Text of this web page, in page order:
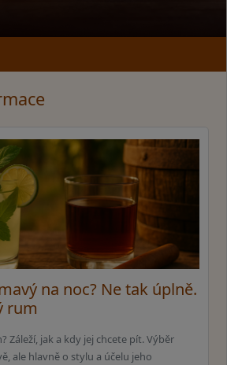
na noc? Ne tak úplně.
rum
Záleží, jak a kdy jej chcete pít. Výběr
ale hlavně o stylu a účelu jeho